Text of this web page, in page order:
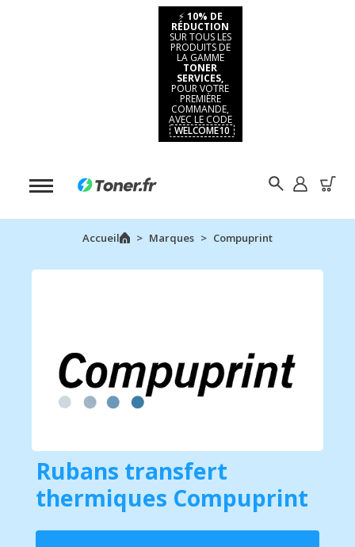
⚡ 10% DE
RÉDUCTION
SUR TOUS LES
PRODUITS DE
LA GAMME
TONER
SERVICES,
POUR VOTRE
PREMIÈRE
COMMANDE,
AVEC LE CODE
WELCOME10
Accueil Marques Compuprint
Rubans transfert
thermiques Compuprint